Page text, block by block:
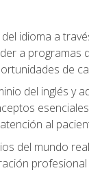
idioma a
a programas
de
del inglés y
al
del mundo
profesional